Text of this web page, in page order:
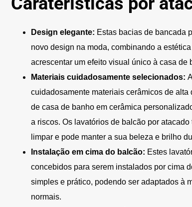
Design elegante: Estas bacias de bancada
novo design na moda, combinando a
acrescentar um efeito visual único à casa de
Materiais cuidadosamente selecionados:
cuidadosamente materiais cerâmicos de
de casa de banho em cerâmica
a riscos. Os lavatórios de balcão por
limpar e pode manter a sua beleza e brilho
Instalação em cima do balcão: Estes
concebidos para serem instalados por cima
simples e prático, podendo ser adaptados à
normais.